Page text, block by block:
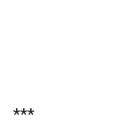
***